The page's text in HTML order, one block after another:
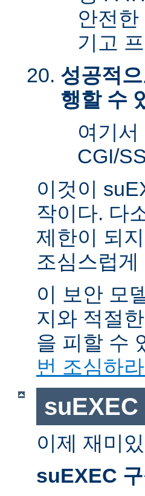
안전
기고
성공적
행할 수
여기
CGI/
이것이
작이다. 다
제한이 되
조심스럽
이 보안 모
지와 적절
을 피할 수
번 조심하
suEXEC
이제 재미
suEXEC